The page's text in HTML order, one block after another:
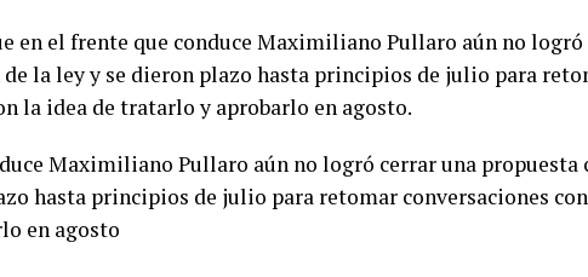
en el frente que conduce Maximiliano Pullaro aún no logró
la ley y se dieron plazo hasta principios de julio para
la idea de tratarlo y aprobarlo en agosto.
Maximiliano Pullaro aún no logró cerrar una propuesta
hasta principios de julio para retomar conversaciones
en agosto